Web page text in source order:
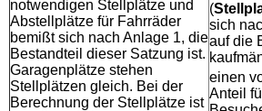
notwendigen Stellplätze und
Abstellplätze für Fahrräder
bemißt sich nach Anlage 1, die
Bestandteil dieser Satzung ist.
Garagenplätze stehen
Stellplätzen gleich. Bei der
Berechnung der Stellplätze ist
(
sich
auf die
einen
Anteil